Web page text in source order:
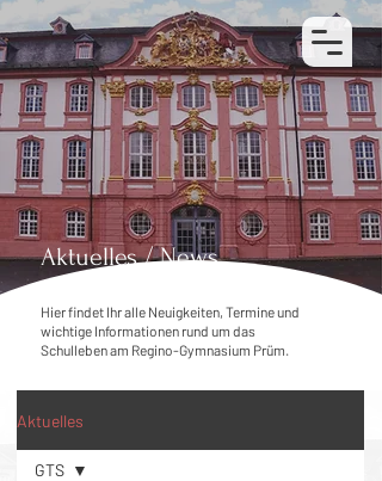
Kontakt
Vertretungsplan
Aktuelles / News
Hier findet Ihr alle Neuigkeiten, Termine und
wichtige Informationen rund um das
Schulleben am Regino-Gymnasium Prüm.
Aktuelles
GTS